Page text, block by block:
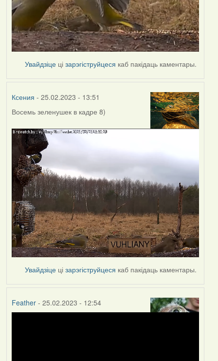
Увайдзіце цізарэгіструйцеся каб пакідаць каментары.
Ксения - 25.02.2023 - 13:51
Восемь зеленушек в кадре 8)
Увайдзіце цізарэгіструйцеся каб пакідаць каментары.
Feather- 25.02.2023 - 12:54